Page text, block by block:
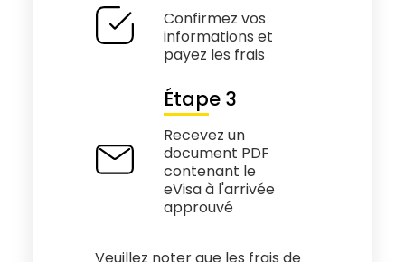
Confirmez vos
informations et
payez les frais
Étape 3
Recevez un
document PDF
contenant le
eVisa à l'arrivée
approuvé